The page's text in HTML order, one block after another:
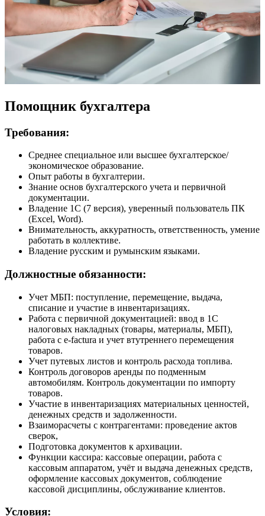
Помощник бухгалтера
Требования:
Среднее специальное или высшее бухгалтерское/
экономическое образование.
Опыт работы в бухгалтерии.
Знание основ бухгалтерского учета и первичной
документации.
Владение 1С (7 версия), уверенный пользователь ПК
(Excel, Word).
Внимательность, аккуратность, ответственность, умение
работать в коллективе.
Владение русским и румынским языками.
Должностные обязанности:
Учет МБП: поступление, перемещение, выдача,
списание и участие в инвентаризациях.
Работа с первичной документацией: ввод в 1С
налоговых накладных (товары, материалы, МБП),
работа с e-factura и учет втутреннего перемещения
товаров.
Учет путевых листов и контроль расхода топлива.
Контроль договоров аренды по подменным
автомобилям. Контроль документации по импорту
товаров.
Участие в инвентаризациях материальных ценностей,
денежных средств и задолженности.
Взаиморасчеты с контрагентами: проведение актов
сверок,
Подготовка документов к архивации.
Функции кассира: кассовые операции, работа с
кассовым аппаратом, учёт и выдача денежных средств,
оформление кассовых документов, соблюдение
кассовой дисциплины, обслуживание клиентов.
Условия: